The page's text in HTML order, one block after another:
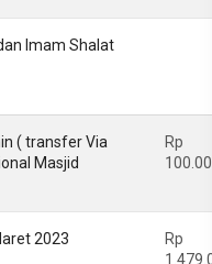
Imam Shalat
( transfer Via
Masjid
Rp
2023
Rp